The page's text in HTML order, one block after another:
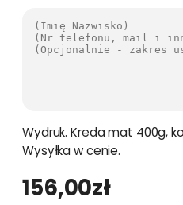
Wydruk. Kreda mat 400g,
Wysyłka w cenie.
156,00zł